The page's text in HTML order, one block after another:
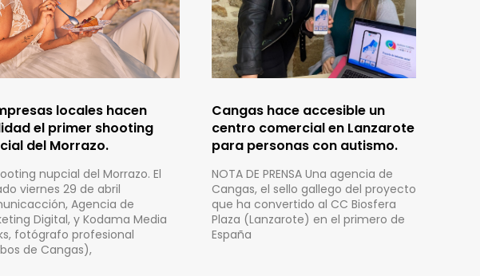
locales hacen
el primer shooting
del Morrazo.
nupcial del Morrazo. El
viernes 29 de abril
Agencia de
Digital, y Kodama Media
fotógrafo profesional
de Cangas),
Cangas hace accesible un
centro comercial en Lanzarote
para personas con autismo.
NOTA DE PRENSA Una agencia de
Cangas, el sello gallego del proyecto
que ha convertido al CC Biosfera
Plaza (Lanzarote) en el primero de
España